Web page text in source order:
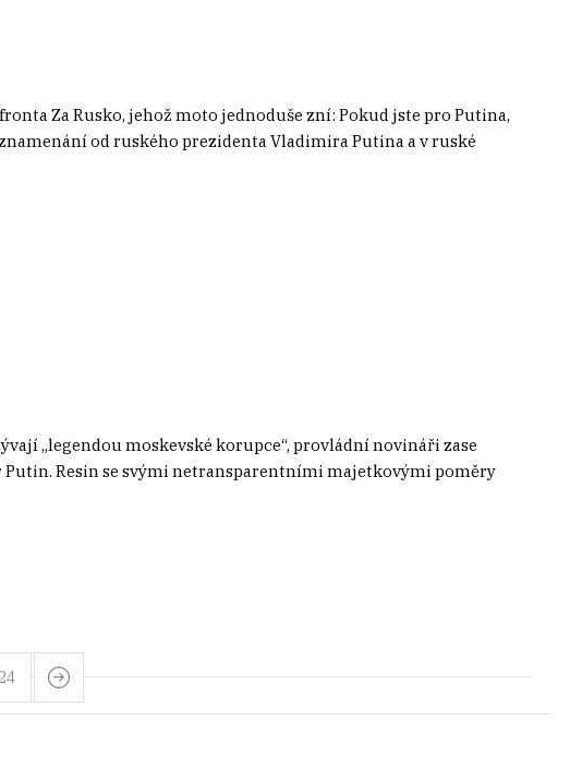
Za Rusko, jehož moto jednoduše zní: Pokud jste pro Putina,
od ruského prezidenta Vladimira Putina a v ruské
„legendou moskevské korupce“, provládní novináři zase
Resin se svými netransparentními majetkovými poměry